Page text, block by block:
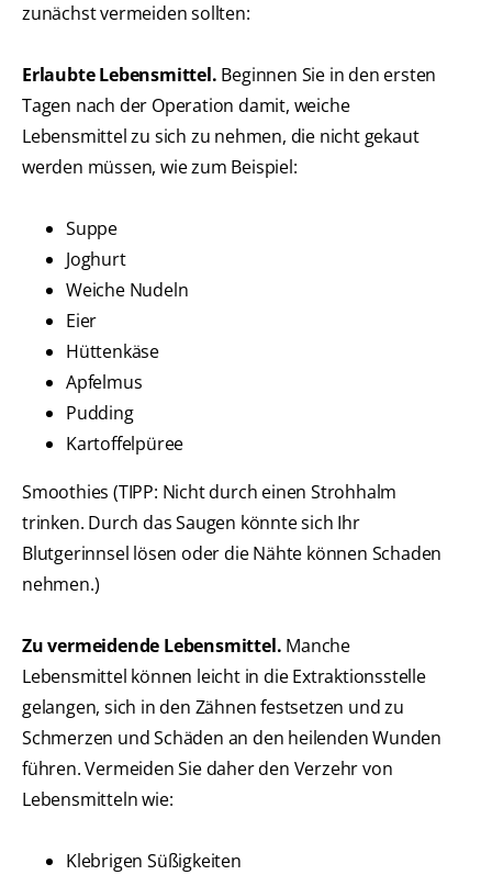
zunächst vermeiden sollten:
Erlaubte Lebensmittel. Beginnen Sie in den ersten
Tagen nach der Operation damit, weiche
Lebensmittel zu sich zu nehmen, die nicht gekaut
werden müssen, wie zum Beispiel:
Suppe
Joghurt
Weiche Nudeln
Eier
Hüttenkäse
Apfelmus
Pudding
Kartoffelpüree
Smoothies (TIPP: Nicht durch einen Strohhalm
trinken. Durch das Saugen könnte sich Ihr
Blutgerinnsel lösen oder die Nähte können Schaden
nehmen.)
Zu vermeidende Lebensmittel. Manche
Lebensmittel können leicht in die Extraktionsstelle
gelangen, sich in den Zähnen festsetzen und zu
Schmerzen und Schäden an den heilenden Wunden
führen. Vermeiden Sie daher den Verzehr von
Lebensmitteln wie:
Klebrigen Süßigkeiten